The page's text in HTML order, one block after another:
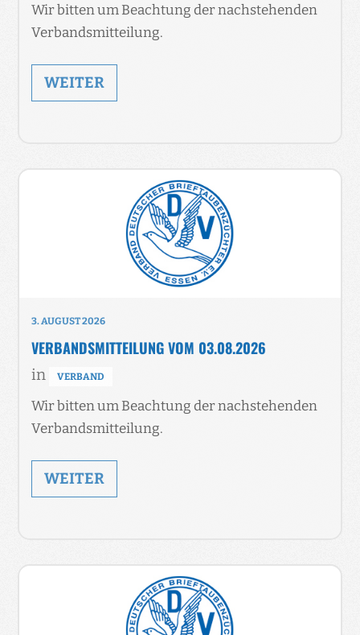
Wir bitten um Beachtung der nachstehenden
Verbandsmitteilung.
WEITER
3. AUGUST 2026
VERBANDSMITTEILUNG VOM 03.08.2026
in VERBAND
Wir bitten um Beachtung der nachstehenden
Verbandsmitteilung.
WEITER